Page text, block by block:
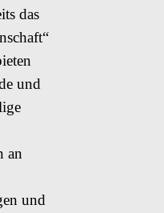
das
und
an
und